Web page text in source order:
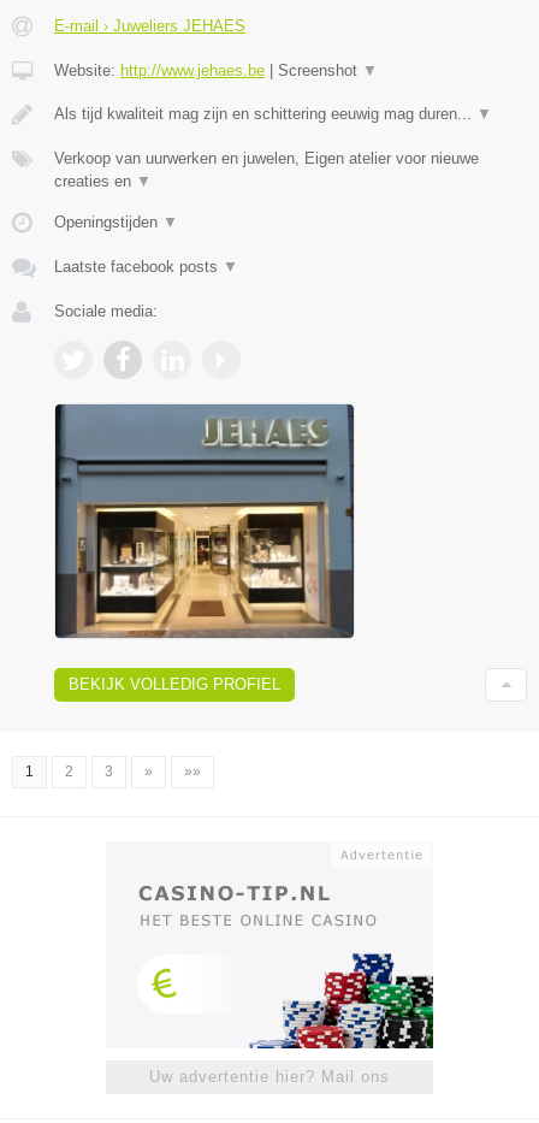
E-mail › Juweliers JEHAES
Website: http://www.jehaes.be | Screenshot ▼
Als tijd kwaliteit mag zijn en schittering eeuwig mag duren... ▼
Verkoop van uurwerken en juwelen, Eigen atelier voor nieuwe
creaties en ▼
Openingstijden ▼
Laatste facebook posts ▼
Sociale media:
BEKIJK VOLLEDIG PROFIEL
1 2 3 » »»
Uw advertentie hier? Mail ons